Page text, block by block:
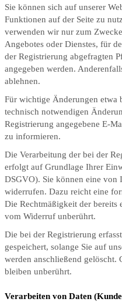
Sie können sich auf unserer
Funktionen auf der Seite zu
verwenden wir nur zum
Angebotes oder Dienstes, für
der Registrierung abgefragten
angegeben werden.
ablehnen.
Für wichtige Änderungen etwa
technisch notwendigen
Registrierung angegebene E-
zu informieren.
Die Verarbeitung der bei der
erfolgt auf Grundlage Ihrer
DSGVO). Sie können eine
widerrufen. Dazu reicht eine
Die Rechtmäßigkeit der
vom Widerruf unberührt.
Die bei der Registrierung
gespeichert, solange Sie auf
werden anschließend gelöscht.
bleiben unberührt.
Verarbeiten von Daten